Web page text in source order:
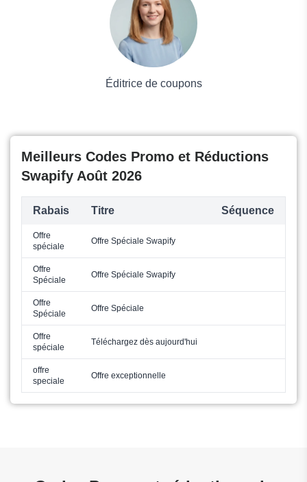
Éditrice de coupons
Meilleurs Codes Promo et Réductions
Swapify Août 2026
Rabais Titre Séquence
Offre
spéciale
Offre Spéciale Swapify
Offre
Spéciale
Offre Spéciale Swapify
Offre
Spéciale
Offre Spéciale
Offre
spéciale
Téléchargez dès aujourd'hui
offre
speciale
Offre exceptionnelle